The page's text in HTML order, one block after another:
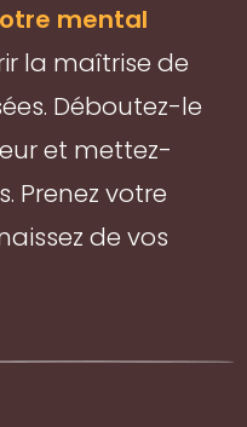
mental
la maîtrise de
Déboutez-le
et mettez-
Prenez votre
de vos